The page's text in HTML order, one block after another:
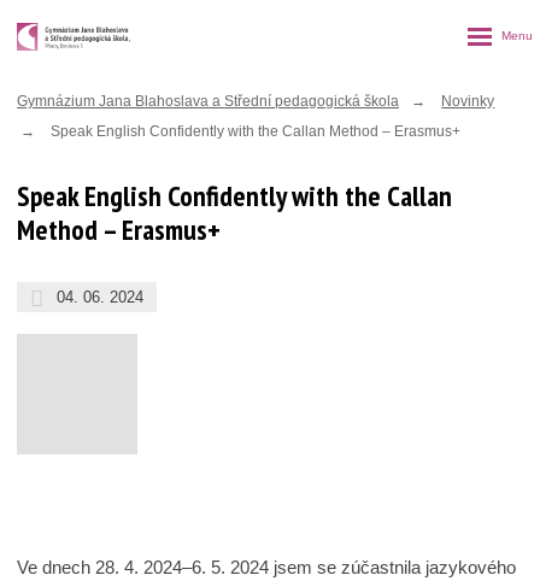
Gymnázium Jana Blahoslava a Střední pedagogická škola
Novinky
Speak English Confidently with the Callan Method – Erasmus+
Speak English Confidently with the Callan
Method – Erasmus+
04. 06. 2024
Ve dnech 28. 4. 2024–6. 5. 2024 jsem se zúčastnila jazykového